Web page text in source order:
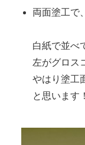
両面塗工で
白紙で並べ
左がグロス
やはり塗工
と思いま